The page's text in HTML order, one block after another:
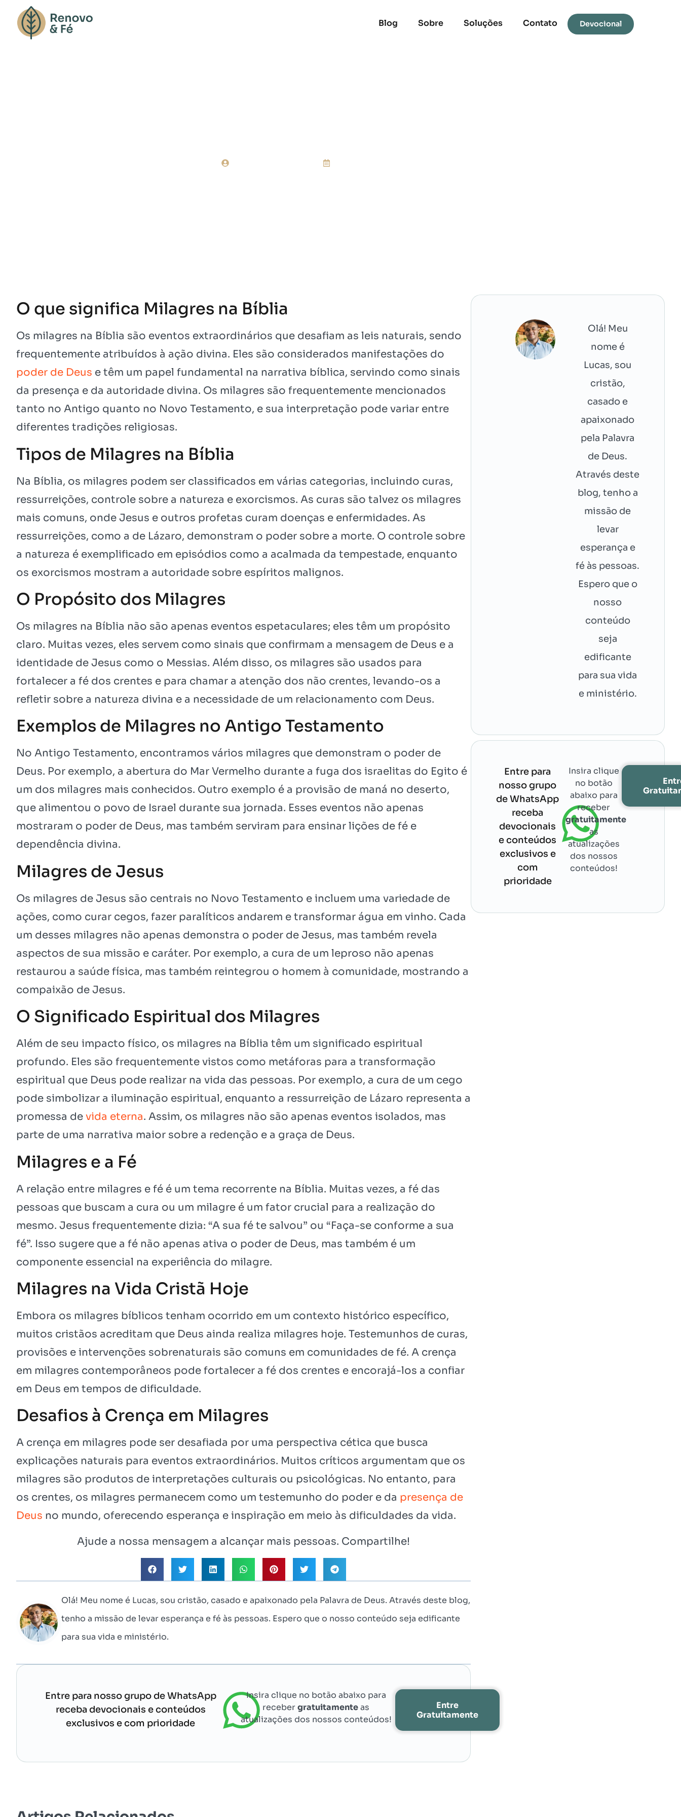
Blog Sobre Soluções Contato Devocional
O que significa Milagres na Bíblia
Os milagres na Bíblia são eventos extraordinários que desafiam as leis naturais, sendo
frequentemente atribuídos à ação divina. Eles são considerados manifestações do
poder de Deus e têm um papel fundamental na narrativa bíblica, servindo como sinais
da presença e da autoridade divina. Os milagres são frequentemente mencionados
tanto no Antigo quanto no Novo Testamento, e sua interpretação pode variar entre
diferentes tradições religiosas.
Tipos de Milagres na Bíblia
Na Bíblia, os milagres podem ser classificados em várias categorias, incluindo curas,
ressurreições, controle sobre a natureza e exorcismos. As curas são talvez os milagres
mais comuns, onde Jesus e outros profetas curam doenças e enfermidades. As
ressurreições, como a de Lázaro, demonstram o poder sobre a morte. O controle sobre
a natureza é exemplificado em episódios como a acalmada da tempestade, enquanto
os exorcismos mostram a autoridade sobre espíritos malignos.
O Propósito dos Milagres
Os milagres na Bíblia não são apenas eventos espetaculares; eles têm um propósito
claro. Muitas vezes, eles servem como sinais que confirmam a mensagem de Deus e a
identidade de Jesus como o Messias. Além disso, os milagres são usados para
fortalecer a fé dos crentes e para chamar a atenção dos não crentes, levando-os a
refletir sobre a natureza divina e a necessidade de um relacionamento com Deus.
Exemplos de Milagres no Antigo Testamento
No Antigo Testamento, encontramos vários milagres que demonstram o poder de
Deus. Por exemplo, a abertura do Mar Vermelho durante a fuga dos israelitas do Egito é
um dos milagres mais conhecidos. Outro exemplo é a provisão de maná no deserto,
que alimentou o povo de Israel durante sua jornada. Esses eventos não apenas
mostraram o poder de Deus, mas também serviram para ensinar lições de fé e
dependência divina.
Milagres de Jesus
Os milagres de Jesus são centrais no Novo Testamento e incluem uma variedade de
ações, como curar cegos, fazer paralíticos andarem e transformar água em vinho. Cada
um desses milagres não apenas demonstra o poder de Jesus, mas também revela
aspectos de sua missão e caráter. Por exemplo, a cura de um leproso não apenas
restaurou a saúde física, mas também reintegrou o homem à comunidade, mostrando a
compaixão de Jesus.
O Significado Espiritual dos Milagres
Além de seu impacto físico, os milagres na Bíblia têm um significado espiritual
profundo. Eles são frequentemente vistos como metáforas para a transformação
espiritual que Deus pode realizar na vida das pessoas. Por exemplo, a cura de um cego
pode simbolizar a iluminação espiritual, enquanto a ressurreição de Lázaro representa a
promessa de vida eterna. Assim, os milagres não são apenas eventos isolados, mas
parte de uma narrativa maior sobre a redenção e a graça de Deus.
Milagres e a Fé
A relação entre milagres e fé é um tema recorrente na Bíblia. Muitas vezes, a fé das
pessoas que buscam a cura ou um milagre é um fator crucial para a realização do
mesmo. Jesus frequentemente dizia: “A sua fé te salvou” ou “Faça-se conforme a sua
fé”. Isso sugere que a fé não apenas ativa o poder de Deus, mas também é um
componente essencial na experiência do milagre.
Milagres na Vida Cristã Hoje
Embora os milagres bíblicos tenham ocorrido em um contexto histórico específico,
muitos cristãos acreditam que Deus ainda realiza milagres hoje. Testemunhos de curas,
provisões e intervenções sobrenaturais são comuns em comunidades de fé. A crença
em milagres contemporâneos pode fortalecer a fé dos crentes e encorajá-los a confiar
em Deus em tempos de dificuldade.
Desafios à Crença em Milagres
A crença em milagres pode ser desafiada por uma perspectiva cética que busca
explicações naturais para eventos extraordinários. Muitos críticos argumentam que os
milagres são produtos de interpretações culturais ou psicológicas. No entanto, para
os crentes, os milagres permanecem como um testemunho do poder e da presença de
Deus no mundo, oferecendo esperança e inspiração em meio às dificuldades da vida.
Ajude a nossa mensagem a alcançar mais pessoas. Compartilhe!
Olá! Meu nome é Lucas, sou cristão, casado e apaixonado pela Palavra de Deus. Através deste blog,
tenho a missão de levar esperança e fé às pessoas. Espero que o nosso conteúdo seja edificante
para sua vida e ministério.
Entre para nosso grupo de WhatsApp
receba devocionais e conteúdos
exclusivos e com prioridade
Insira clique no botão abaixo para
recebergratuitamenteas
atualizações dos nossos conteúdos!
Entre
Gratuitamente
Olá! Meu
nome é
Lucas, sou
cristão,
casado e
apaixonado
pela Palavra
de Deus.
Através deste
blog, tenho a
missão de
levar
esperança e
fé às pessoas.
Espero que o
nosso
conteúdo
seja
edificante
para sua vida
e ministério.
Entre para
nosso grupo
de WhatsApp
receba
devocionais
e conteúdos
exclusivos e
com
prioridade
Insira clique
no botão
abaixo para
receber
gratuitamente
as
atualizações
dos nossos
conteúdos!